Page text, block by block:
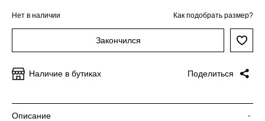
Нет в наличии Как подобрать размер?
Закончился
Наличие в бутиках Поделиться
Описание -